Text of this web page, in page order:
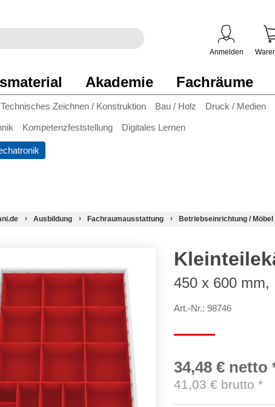
Technisches Zeichnen / Konstruktion Bau / Holz Druck / Medien
Kompetenzfeststellung Digitales Lernen
Akademie Fachräume
Anmelden
Ausbildung Fachraumausstattung Betriebseinrichtung / Möbel
450 x 600 mm,
Art.-Nr.: 98746
34,48 € netto
41,03 € brutto *